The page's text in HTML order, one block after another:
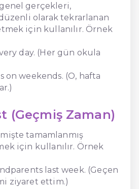
gerçekleri,
düzenli olarak tekrarlanan
için kullanılır. Örnek
day. (Her gün okula
on weekends. (O, hafta
(Geçmiş Zaman)
tamamlanmış
için kullanılır. Örnek
last week. (Geçen
ziyaret ettim.)